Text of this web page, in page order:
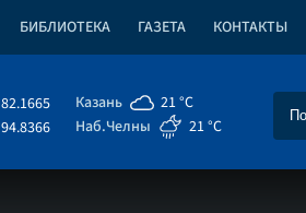
БИБЛИОТЕКА ГАЗЕТА КОНТАКТЫ
82.1665
94.8366
Казань
21 °C
Наб.Челны
21 °C